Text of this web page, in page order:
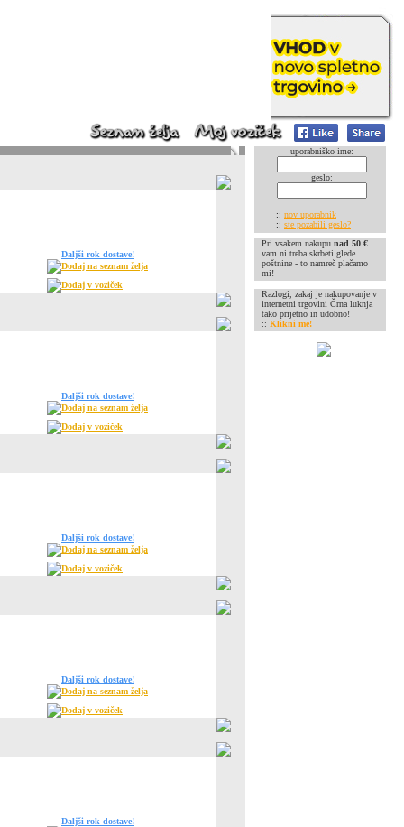
Daljši rok dostave!
Dodaj na seznam želja
Dodaj v voziček
Daljši rok dostave!
Dodaj na seznam želja
Dodaj v voziček
Daljši rok dostave!
Dodaj na seznam želja
Dodaj v voziček
Daljši rok dostave!
Dodaj na seznam želja
Dodaj v voziček
Daljši rok dostave!
uporabniško ime:
geslo:
:: nov uporabnik
:: ste pozabili geslo?
Pri vsakem nakupu nad 50 €
vam ni treba skrbeti glede
poštnine - to namreč plačamo
mi!
Razlogi, zakaj je nakupovanje v
internetni trgovini Črna luknja
tako prijetno in udobno!
:: Klikni me!